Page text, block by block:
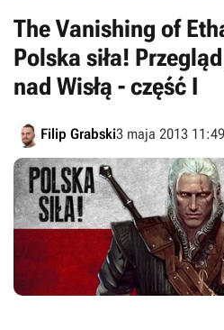
The Vanishing of
Polska siła!
nad Wisłą - część I
Filip Grabski3 maja 2013 11:49